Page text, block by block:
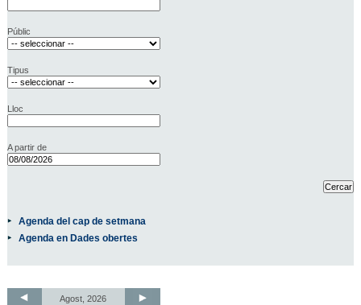
Públic
Tipus
Lloc
A partir de
Agenda del cap de setmana
Agenda en Dades obertes
Agost, 2026